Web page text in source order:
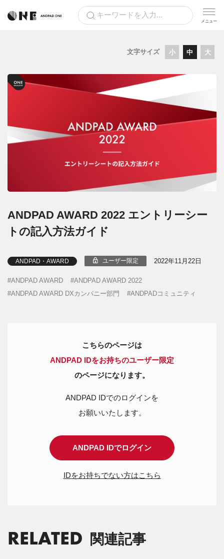
文字サイズ 小 中 大
ANDPAD AWARD 2022 エントリーシー
トの記入方法ガイド
ANDPAD・AWARD ユーザー限定 2022年11月22日
ANDPAD AWARD
ANDPAD AWARD 2022
ANDPAD AWARD DXカンパニー部門
ANDPADコミュニティ
こちらのページは
ANDPAD IDをお持ちのユーザー限定
のページになります。
ANDPAD IDでのログインを
お願いいたします。
ANDPAD IDでログイン
IDをお持ちでない方はこちら
RELATED 関連記事